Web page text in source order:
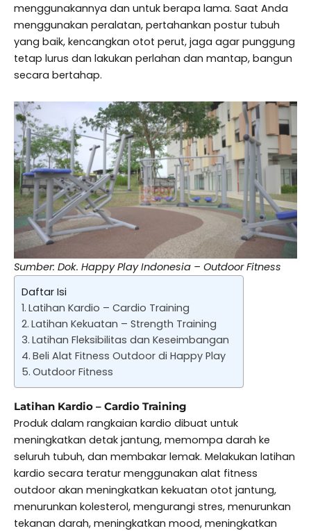
menggunakannya dan untuk berapa lama. Saat Anda
menggunakan peralatan, pertahankan postur tubuh
yang baik, kencangkan otot perut, jaga agar punggung
tetap lurus dan lakukan perlahan dan mantap, bangun
secara bertahap.
Sumber: Dok. Happy Play Indonesia – Outdoor Fitness
Daftar Isi
Latihan Kardio – Cardio Training
Latihan Kekuatan – Strength Training
Latihan Fleksibilitas dan Keseimbangan
Beli Alat Fitness Outdoor di Happy Play
Outdoor Fitness
Latihan Kardio – Cardio Training
Produk dalam rangkaian kardio dibuat untuk
meningkatkan detak jantung, memompa darah ke
seluruh tubuh, dan membakar lemak. Melakukan latihan
kardio secara teratur menggunakan alat fitness
outdoor akan meningkatkan kekuatan otot jantung,
menurunkan kolesterol, mengurangi stres, menurunkan
tekanan darah, meningkatkan mood, meningkatkan